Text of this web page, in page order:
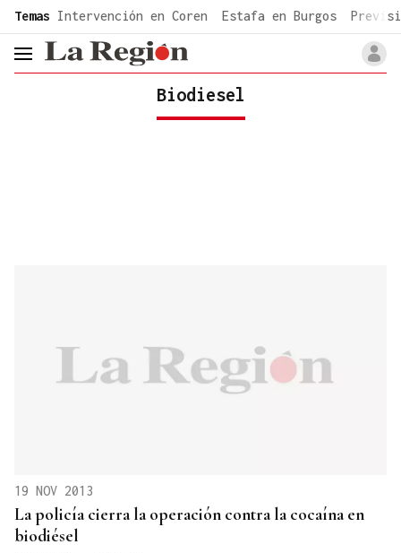
common.go-to-content
Temas Intervención en Coren Estafa en Burgos
header.menu.open
Biodiesel
19 NOV 2013
La policía cierra la operación contra la cocaína en
biodiésel